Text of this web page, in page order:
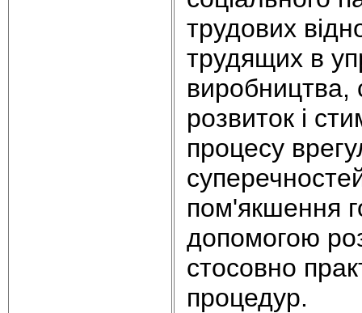
трудових
трудящих в
виробництва,
розвиток і
процесу
пом'якшення
допомогою
стосовно
процедур.